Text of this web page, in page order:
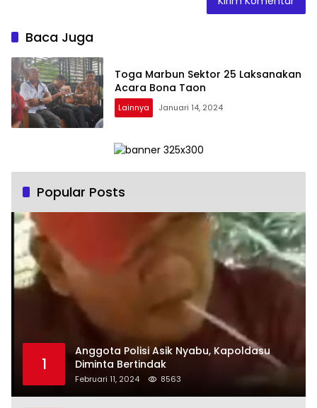
Baca Juga
Toga Marbun Sektor 25 Laksanakan
Acara Bona Taon
Lainnya Januari 14, 2024
Popular Posts
1
Anggota Polisi Asik Nyabu, Kapoldasu
Diminta Bertindak
Februari 11, 2024 8563